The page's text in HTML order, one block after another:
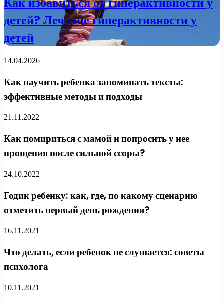
детей? Лечение гиперактивности у
детей
14.04.2026
Как научить ребенка запоминать тексты:
эффективные методы и подходы
21.11.2022
Как помириться с мамой и попросить у нее
прощения после сильной ссоры?
24.10.2022
Годик ребенку: как, где, по какому сценарию
отметить первый день рождения?
16.11.2021
Что делать, если ребенок не слушается: советы
психолога
10.11.2021